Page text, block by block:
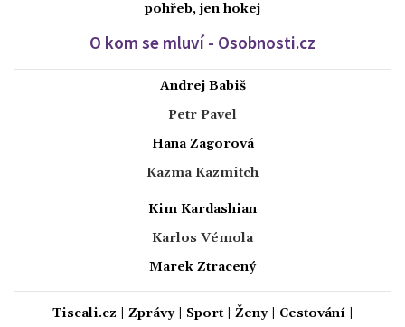
pohřeb, jen hokej
O kom se mluví - Osobnosti.cz
Andrej Babiš
Petr Pavel
Hana Zagorová
Kazma Kazmitch
Kim Kardashian
Karlos Vémola
Marek Ztracený
Tiscali.cz Zprávy| Sport| Ženy| Cestování|